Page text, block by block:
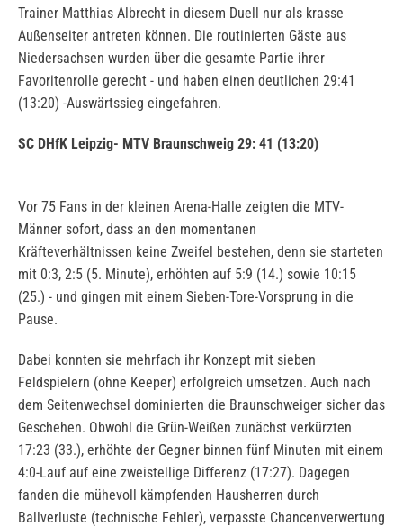
Trainer Matthias Albrecht in diesem Duell nur als krasse
Außenseiter antreten können. Die routinierten Gäste aus
Niedersachsen wurden über die gesamte Partie ihrer
Favoritenrolle gerecht - und haben einen deutlichen 29:41
(13:20) -Auswärtssieg eingefahren.
SC DHfK Leipzig- MTV Braunschweig 29: 41 (13:20)
Vor 75 Fans in der kleinen Arena-Halle zeigten die MTV-
Männer sofort, dass an den momentanen
Kräfteverhältnissen keine Zweifel bestehen, denn sie starteten
mit 0:3, 2:5 (5. Minute), erhöhten auf 5:9 (14.) sowie 10:15
(25.) - und gingen mit einem Sieben-Tore-Vorsprung in die
Pause.
Dabei konnten sie mehrfach ihr Konzept mit sieben
Feldspielern (ohne Keeper) erfolgreich umsetzen. Auch nach
dem Seitenwechsel dominierten die Braunschweiger sicher das
Geschehen. Obwohl die Grün-Weißen zunächst verkürzten
17:23 (33.), erhöhte der Gegner binnen fünf Minuten mit einem
4:0-Lauf auf eine zweistellige Differenz (17:27). Dagegen
fanden die mühevoll kämpfenden Hausherren durch
Ballverluste (technische Fehler), verpasste Chancenverwertung